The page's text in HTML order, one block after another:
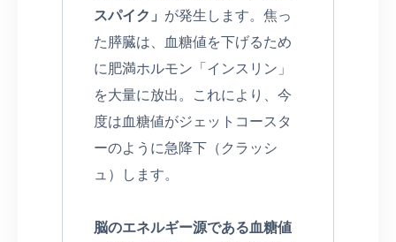
スパイク」 が発生します。焦っ
た膵臓は、血糖値を下げるため
に肥満ホルモン「インスリン」
を大量に放出。これにより、今
度は血糖値がジェットコースタ
ーのように急降下（クラッシ
ュ）します。
脳のエネルギー源である血糖値